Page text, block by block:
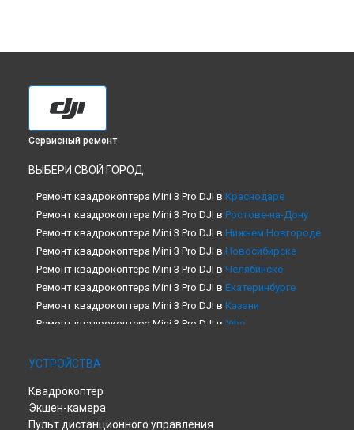
Сервисный ремонт
ВЫБЕРИ СВОЙ ГОРОД
Ремонт квадрокоптера Mini 3 Pro DJI в Краснодаре
Ремонт квадрокоптера Mini 3 Pro DJI в Ростове-на-Дону
Ремонт квадрокоптера Mini 3 Pro DJI в Нижнем Новгороде
Ремонт квадрокоптера Mini 3 Pro DJI в Новосибирске
Ремонт квадрокоптера Mini 3 Pro DJI в Челябинске
Ремонт квадрокоптера Mini 3 Pro DJI в Екатеринбурге
Ремонт квадрокоптера Mini 3 Pro DJI в Казани
Ремонт квадрокоптера Mini 3 Pro DJI в Уфе
Ремонт квадрокоптера Mini 3 Pro DJI в
Ремонт квадрокоптера Mini 3 Pro DJI в
Ремонт квадрокоптера Mini 3 Pro DJI в
УСТРОЙСТВА
Квадрокоптер
Экшен-камера
Пульт дистанционного управления